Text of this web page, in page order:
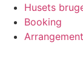
Husets
Booking